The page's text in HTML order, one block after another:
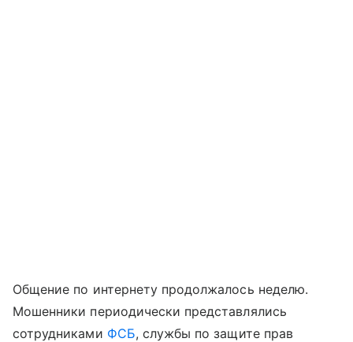
Общение по интернету продолжалось неделю.
Мошенники периодически представлялись
сотрудниками ФСБ, службы по защите прав